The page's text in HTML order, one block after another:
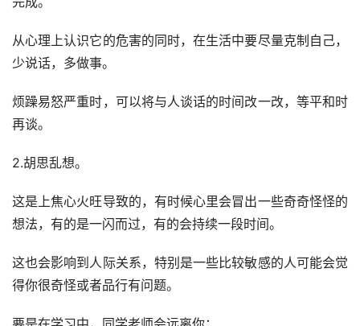
从心理上认识它的危害的同时，在生活中要尽量克制自己，
少说话，多做事。
烦躁易怒严重时，可以将与人谈话的时间改一改，等平和时
再谈。
2.胡思乱想。
这是上焦心火旺导致的，有时候心里会冒出一些奇奇怪怪的
想法，有的是一闪而过，有的会持续一段时间。
这也会影响到人际关系，特别是一些比较敏感的人可能会觉
得你很奇怪或者品行有问题。